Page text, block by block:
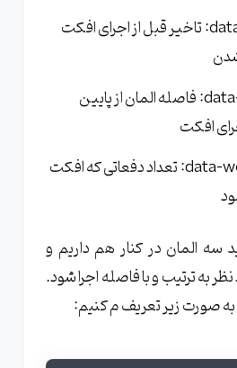
data-wow-delay: تاخیر قبل از اجرای افکت
data-wow-offset: فاصله المان از پایین
افکت
data-wow-iteration: تعداد دفعاتی که افکت
سه المان در کنار هم داریم و
به ترتیب و با فاصله اجرا شود.
به صورت زیر تعریف م کنیم: